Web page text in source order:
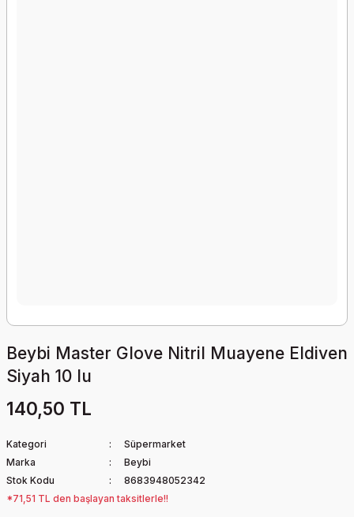
Beybi Master Glove Nitril Muayene Eldiven
Siyah 10 lu
140,50 TL
Kategori
Süpermarket
Marka
Beybi
Stok Kodu
8683948052342
*71,51 TL den başlayan taksitlerle!!